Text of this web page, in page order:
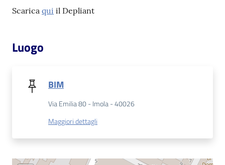
Scarica qui il Depliant
Luogo
BIM
Via Emilia 80 - Imola - 40026
Maggiori dettagli